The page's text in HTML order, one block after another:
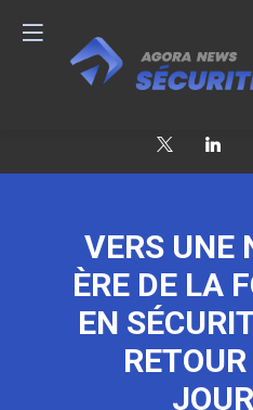
VERS UNE
ÈRE DE LA
EN